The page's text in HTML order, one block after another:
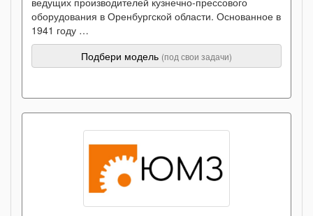
оборудования в Оренбургской области. Основанное в
1941 году …
Подбери модель (под свои задачи)